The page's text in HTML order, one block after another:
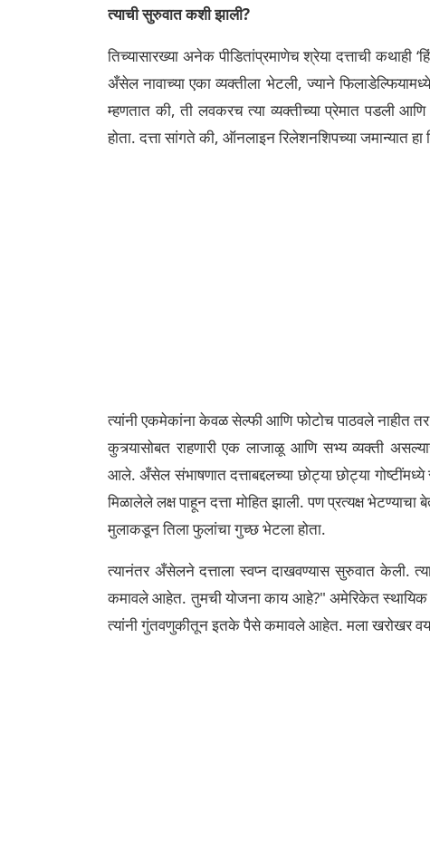
त्याची सुरुवात कशी झाली?
तिच्यासारख्या अनेक पीडितांप्रमाणेच श्रेया दत्ताची कथाही
अँसेल नावाच्या एका व्यक्तीला भेटली, ज्याने
म्हणतात की, ती लवकरच त्या व्यक्तीच्या प्रेमात पडली
होता. दत्ता सांगते की, ऑनलाइन रिलेशनशिपच्या जमान्यात
त्यांनी एकमेकांना केवळ सेल्फी आणि फोटोच पाठवले नाहीत
कुत्र्यासोबत राहणारी एक लाजाळू आणि सभ्य व्यक्ती
आले.अँसेल संभाषणात दत्ताबद्दलच्या छोट्या छोट्या
मिळालेले लक्ष पाहून दत्ता मोहित झाली. पण प्रत्यक्ष
मुलाकडून तिला फुलांचा गुच्छ भेटला होता.
त्यानंतर अँसेलने दत्ताला स्वप्न दाखवण्यास सुरुवात केली.
कमावले आहेत. तुमची योजना काय आहे?" अमेरिकेत स्थायिक
त्यांनी गुंतवणुकीतून इतके पैसे कमावले आहेत. मला खरोखर